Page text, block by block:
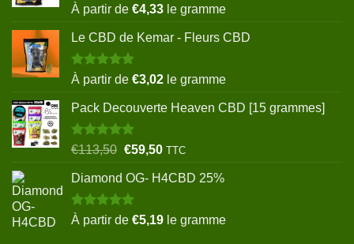
Note5.00
sur 5
À partir de €4,33 le gramme
Le CBD de Kemar - Fleurs CBD
Note5.00
sur 5
À partir de €3,02 le gramme
Pack Decouverte Heaven CBD [15 grammes]
Note5.00
€113,50 Le
initial
était :
€113,50.
€59,50Le
actuel
€59,50.
TTC
Diamond OG- H4CBD 25%
Note5.00
sur 5
À partir de €5,19 le gramme